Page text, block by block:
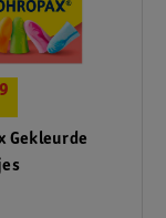
Gekleurde